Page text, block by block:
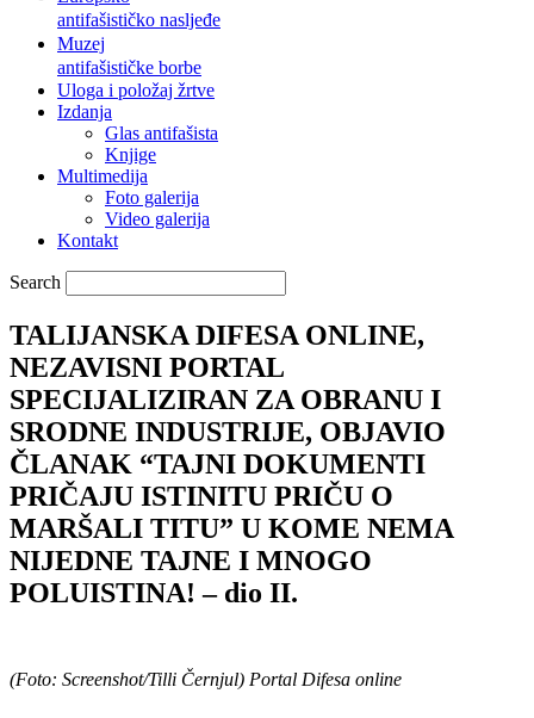
antifašističko nasljeđe
Muzej
antifašističke borbe
Uloga i položaj žrtve
Izdanja
Glas antifašista
Knjige
Multimedija
Foto galerija
Video galerija
Kontakt
Search
TALIJANSKA DIFESA ONLINE,
NEZAVISNI PORTAL
SPECIJALIZIRAN ZA OBRANU I
SRODNE INDUSTRIJE, OBJAVIO
ČLANAK “TAJNI DOKUMENTI
PRIČAJU ISTINITU PRIČU O
MARŠALI TITU” U KOME NEMA
NIJEDNE TAJNE I MNOGO
POLUISTINA! – dio II.
(Foto: Screenshot/Tilli Černjul) Portal Difesa online